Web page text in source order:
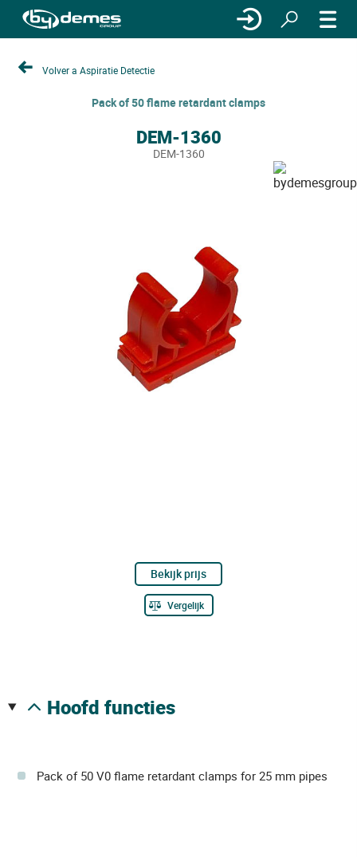
Volver a Aspiratie Detectie
Pack of 50 flame retardant clamps
DEM-1360
DEM-1360
Bekijk prijs
Vergelijk
hoofd functies
Pack of 50 V0 flame retardant clamps for 25 mm pipes